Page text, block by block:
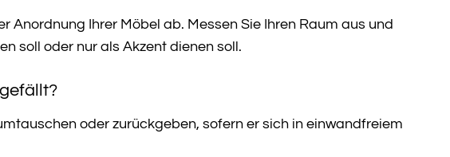
Anordnung Ihrer Möbel ab. Messen Sie Ihren Raum aus und
soll oder nur als Akzent dienen soll.
oder zurückgeben, sofern er sich in einwandfreiem